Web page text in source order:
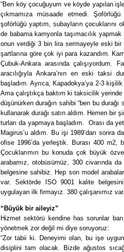
“Ben köy çocuğuyum ve köyde yapılan
çıkmamıza müsaade etmedi.
şoförlüğü yaptım, subayların çocuklarını
de babama kamyonla taşımacılık
onun verdiği 3 bin lira sermayeyle eski bir
şartlarına göre çok iyi para kazandım.
Çubuk-Ankara arasında çalışıyordum.
aracılığıyla Ankara’nın en eski taksi
başladım. Ayrıca, Kapadokya’ya 2-3
Ama çalıştıkça baktım ki taksicilik
düşünürken durağın sahibi “ben bu durağı
kullanarak durağı satın aldım. Hemen bir
turları da yapmaya başladım. Orası da
Magirus’u aldım. Bu işi 1989’dan sonra
ofise 1996’da yerleştik. Burası 400 m2,
Çocuklarımın bu konuda çok büyük
arabamız, otobüsümüz, 300 civarında da
belgesine sahibiz. Hep son model
var. Sektörde ISO 9001 kalite
uygulayan ilk firmayız. 380 çalışanımız
“Büyük bir aileyiz”
Hizmet sektörü kendine has sorunlar
yönetmek zor değil mi diye soruyoruz:
“Zor tabii ki. Deneyimi olan, bu işe
disiplini tam olacak. Bizde ağustos